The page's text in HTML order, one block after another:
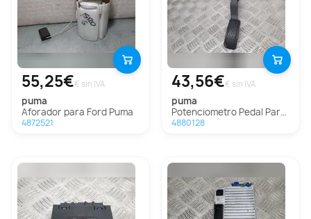
55,25€€ sin IVA
puma
Aforador para Ford Puma
4872521
43,56€€ sin IVA
puma
Potenciometro Pedal Para Ford Puma
4880128